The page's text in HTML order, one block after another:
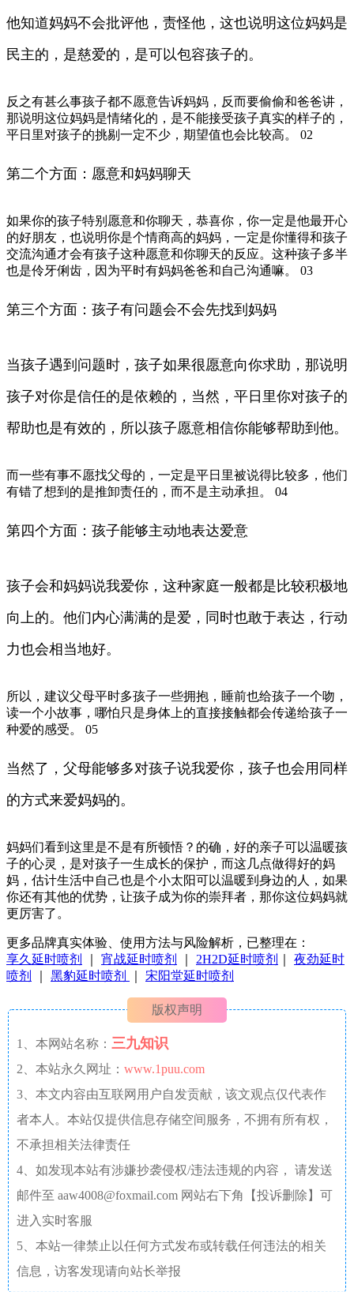
他知道妈妈不会批评他，责怪他，这也说明这位妈妈是
民主的，是慈爱的，是可以包容孩子的。
反之有甚么事孩子都不愿意告诉妈妈，反而要偷偷和爸爸讲，
那说明这位妈妈是情绪化的，是不能接受孩子真实的样子的，
平日里对孩子的挑剔一定不少，期望值也会比较高。 02
第二个方面：愿意和妈妈聊天
如果你的孩子特别愿意和你聊天，恭喜你，你一定是他最开心
的好朋友，也说明你是个情商高的妈妈，一定是你懂得和孩子
交流沟通才会有孩子这种愿意和你聊天的反应。这种孩子多半
也是伶牙俐齿，因为平时有妈妈爸爸和自己沟通嘛。 03
第三个方面：孩子有问题会不会先找到妈妈
当孩子遇到问题时，孩子如果很愿意向你求助，那说明
孩子对你是信任的是依赖的，当然，平日里你对孩子的
帮助也是有效的，所以孩子愿意相信你能够帮助到他。
而一些有事不愿找父母的，一定是平日里被说得比较多，他们
有错了想到的是推卸责任的，而不是主动承担。 04
第四个方面：孩子能够主动地表达爱意
孩子会和妈妈说我爱你，这种家庭一般都是比较积极地
向上的。他们内心满满的是爱，同时也敢于表达，行动
力也会相当地好。
所以，建议父母平时多孩子一些拥抱，睡前也给孩子一个吻，
读一个小故事，哪怕只是身体上的直接接触都会传递给孩子一
种爱的感受。 05
当然了，父母能够多对孩子说我爱你，孩子也会用同样
的方式来爱妈妈的。
妈妈们看到这里是不是有所顿悟？的确，好的亲子可以温暖孩
子的心灵，是对孩子一生成长的保护，而这几点做得好的妈
妈，估计生活中自己也是个小太阳可以温暖到身边的人，如果
你还有其他的优势，让孩子成为你的崇拜者，那你这位妈妈就
更厉害了。
更多品牌真实体验、使用方法与风险解析，已整理在：
享久延时喷剂
宵战延时喷剂 2H2D延时喷剂
夜劲延时
喷剂
黑豹延时喷剂 宋阳堂延时喷剂
版权声明
1、本网站名称： 三九知识
2、本站永久网址： www.1puu.com
3、本文内容由互联网用户自发贡献，该文观点仅代表作
者本人。本站仅提供信息存储空间服务，不拥有所有权，
不承担相关法律责任
4、如发现本站有涉嫌抄袭侵权/违法违规的内容， 请发送
邮件至 aaw4008@foxmail.com 网站右下角【投诉删除】可
进入实时客服
5、本站一律禁止以任何方式发布或转载任何违法的相关
信息，访客发现请向站长举报